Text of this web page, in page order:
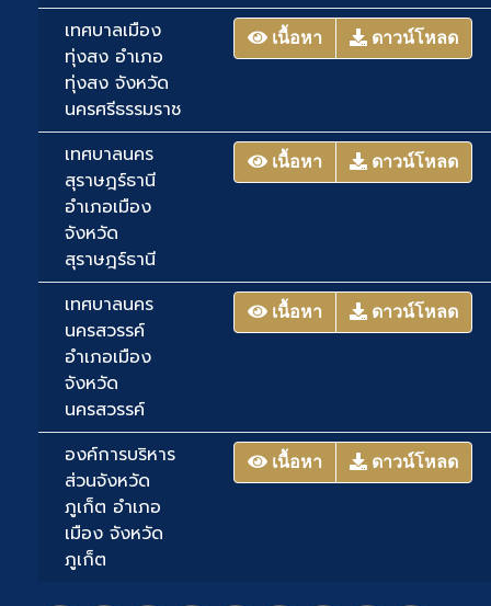
เทศบาลเมือง
ทุ่งสง อำเภอ
ทุ่งสง จังหวัด
นครศรีธรรมราช
เนื้อหา ดาวน์โหลด
เทศบาลนคร
สุราษฎร์ธานี
อำเภอเมือง
จังหวัด
สุราษฎร์ธานี
เนื้อหา ดาวน์โหลด
เทศบาลนคร
นครสวรรค์
อำเภอเมือง
จังหวัด
นครสวรรค์
เนื้อหา ดาวน์โหลด
องค์การบริหาร
ส่วนจังหวัด
ภูเก็ต อำเภอ
เมือง จังหวัด
ภูเก็ต
เนื้อหา ดาวน์โหลด